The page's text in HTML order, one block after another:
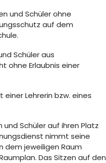
und Schüler ohne
auf dem
Schüler aus
ohne Erlaubnis einer
Lehrerin bzw. eines
und Schüler auf ihren Platz
nimmt seine
dem jeweiligen Raum
Das Sitzen auf den